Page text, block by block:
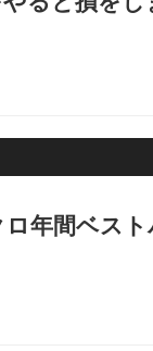
年間ベスト